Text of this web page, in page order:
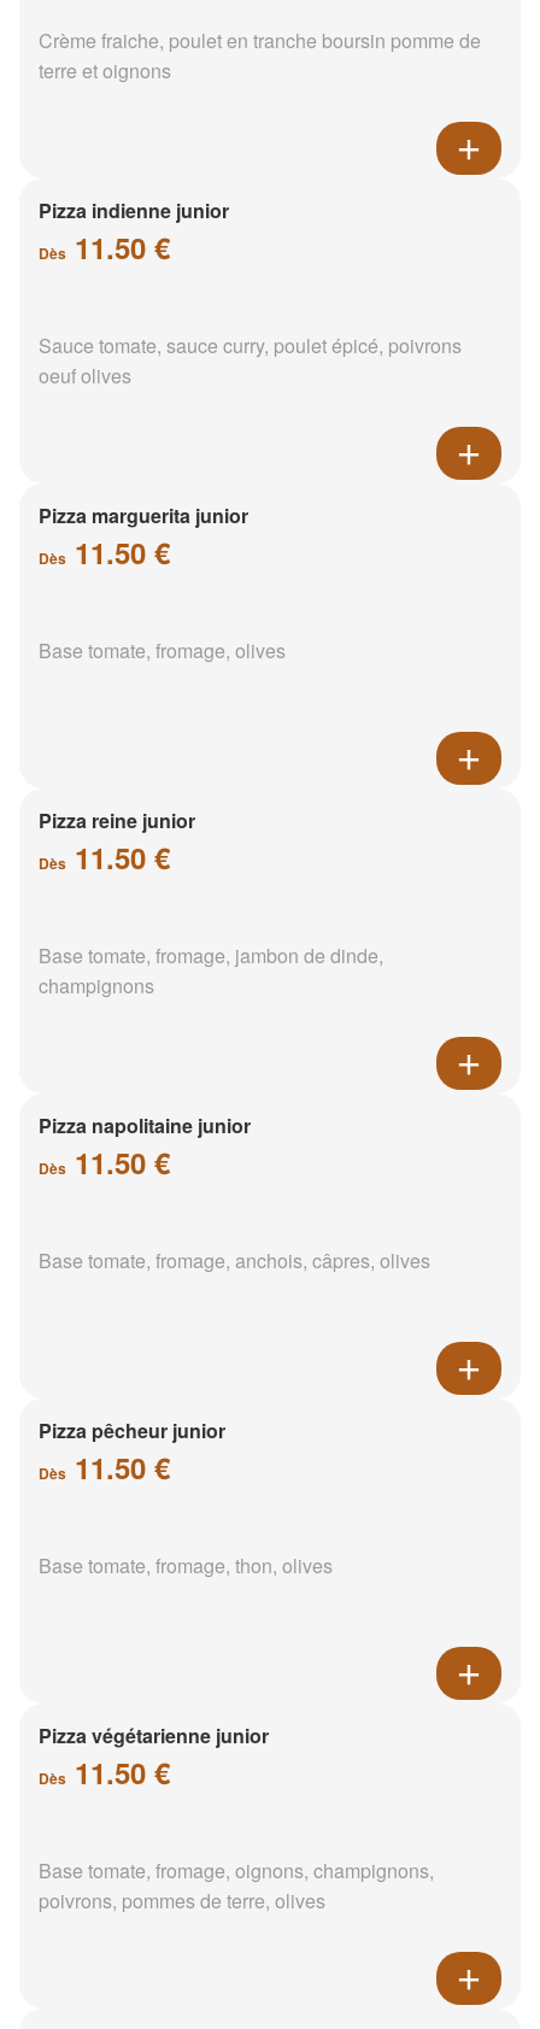
Crème fraiche, poulet en tranche boursin pomme de
terre et oignons
Pizza indienne junior
Dès 11.50 €
Sauce tomate, sauce curry, poulet épicé, poivrons
oeuf olives
Pizza marguerita junior
Dès 11.50 €
Base tomate, fromage, olives
Pizza reine junior
Dès 11.50 €
Base tomate, fromage, jambon de dinde,
champignons
Pizza napolitaine junior
Dès 11.50 €
Base tomate, fromage, anchois, câpres, olives
Pizza pêcheur junior
Dès 11.50 €
Base tomate, fromage, thon, olives
Pizza végétarienne junior
Dès 11.50 €
Base tomate, fromage, oignons, champignons,
poivrons, pommes de terre, olives